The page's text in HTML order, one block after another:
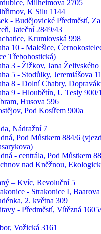
Milheimova 2705
K Silu 1144
- Budějovické Předměstí,
Jateční 2849/43
Krumlovská 998
10 - Malešice,
Třebohostická)
3 - Žižkov, Jana Želivského
5 - Stodůlky, Jeremiášova
8 - Dolní Chabry,
9 - Hloubětín, U Tesly 900/1
Husova 596
Pod Kosířem 900a
Nádražní 7
Pod Můstkem 884/6
- centrála, Pod Můstkem
nad Kněžnou,
– Kvíc, Revoluční 5
- Strakonice I,
2. května 309
- Předměstí, Vítězná
Vožická 3161